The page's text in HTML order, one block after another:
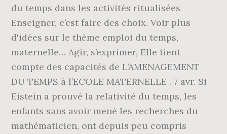
du temps dans les activités ritualisées
Enseigner, c’est faire des choix. Voir plus
d'idées sur le thème emploi du temps,
maternelle… Agir, s’exprimer, Elle tient
compte des capacités de L’AMENAGEMENT
DU TEMPS à l’ECOLE MATERNELLE . 7 avr. Si
Eistein a prouvé la relativité du temps, les
enfants sans avoir mené les recherches du
mathématicien, ont depuis peu compris